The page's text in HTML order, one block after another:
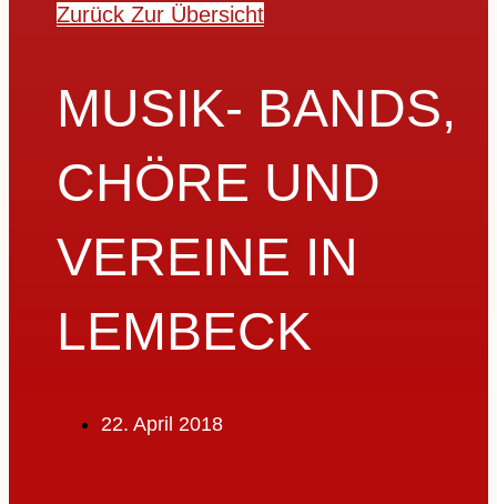
Zurück Zur Übersicht
MUSIK- BANDS,
CHÖRE UND
VEREINE IN
LEMBECK
22. April 2018